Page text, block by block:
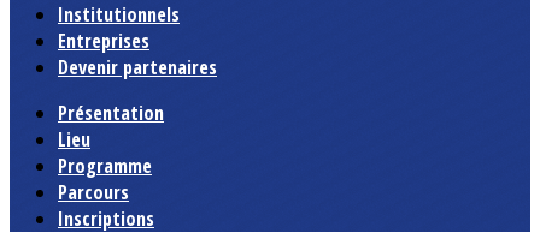
Institutionnels
Entreprises
Devenir partenaires
Présentation
Lieu
Programme
Parcours
Inscriptions